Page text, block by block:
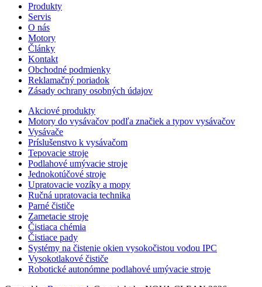
Produkty
Servis
O nás
Motory
Články
Kontakt
Obchodné podmienky
Reklamačný poriadok
Zásady ochrany osobných údajov
Akciové produkty
Motory do vysávačov podľa značiek a typov vysávačov
Vysávače
Príslušenstvo k vysávačom
Tepovacie stroje
Podlahové umývacie stroje
Jednokotúčové stroje
Upratovacie vozíky a mopy
Ručná upratovacia technika
Parné čističe
Zametacie stroje
Čistiaca chémia
Čistiace pady
Systémy na čistenie okien vysokočistou vodou IPC
Vysokotlakové čističe
Robotické autonómne podlahové umývacie stroje